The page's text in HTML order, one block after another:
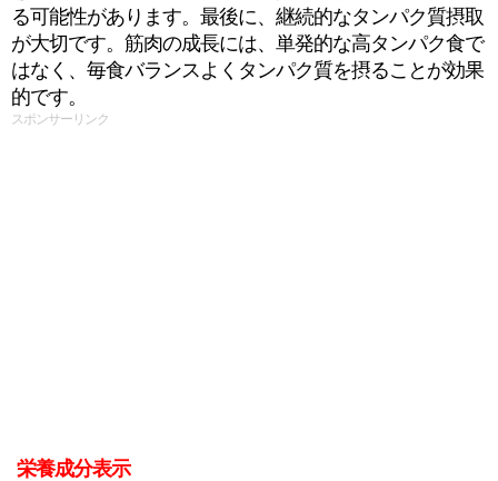
る可能性があります。最後に、継続的なタンパク質摂取
が大切です。筋肉の成長には、単発的な高タンパク食で
はなく、毎食バランスよくタンパク質を摂ることが効果
的です。
スポンサーリンク
栄養成分表示